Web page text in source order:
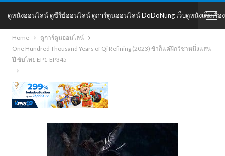
ดูหนังออนไลน์ ดูซีรี่ย์ออนไลน์ ดูการ์ตูนออนไลน์ DoDoNung เว็บดูหนังเต็มเรื่อง
DoDoNung
Home
ดูการ์ตูนออนไลน์
One Hundred Thousand Years of Qi Refining (2023) ข้าก็แค่ฝึกวิชาหนึ่งแสน
ปี ซับไทย EP1-EP345